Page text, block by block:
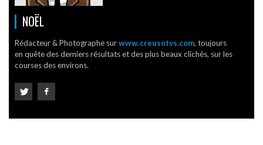
NOËL
Rédacteur & Photographe surwww.creusotvs.com, toujours
en quête des derniers résultats et des plus beaux clichés, sur les
courses des environs.